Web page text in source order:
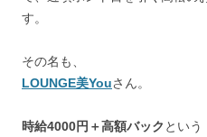
す。
その名も、
LOUNGE美Youさん。
時給4000円＋高額バック という